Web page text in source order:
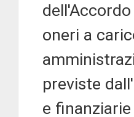
oneri a
previste
e